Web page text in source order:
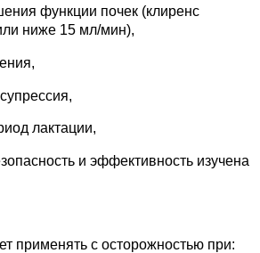
функции почек (клиренс
ниже 15 мл/мин),
лактации,
и эффективность изучена
применять с осторожностью при: